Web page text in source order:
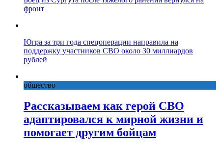
фронт
Югра за три года спецоперации направила на
поддержку участников СВО около 30 миллиардов
рублей
общество
Рассказываем как герой СВО
адаптировался к мирной жизни и
помогает другим бойцам